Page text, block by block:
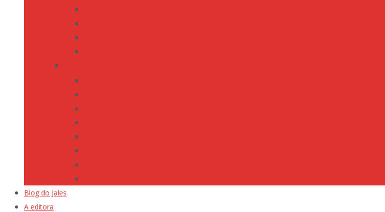
Blog do Jales
A editora